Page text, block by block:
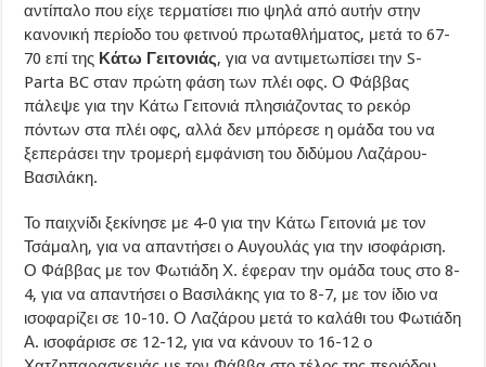
αντίπαλο που είχε τερματίσει πιο ψηλά από αυτήν στην
κανονική περίοδο του φετινού πρωταθλήματος, μετά το 67-
70 επί της Κάτω Γειτονιάς, για να αντιμετωπίσει την S-
Parta BC σταν πρώτη φάση των πλέι οφς. Ο Φάββας
πάλεψε για την Κάτω Γειτονιά πλησιάζοντας το ρεκόρ
πόντων στα πλέι οφς, αλλά δεν μπόρεσε η ομάδα του να
ξεπεράσει την τρομερή εμφάνιση του διδύμου Λαζάρου-
Βασιλάκη.
Το παιχνίδι ξεκίνησε με 4-0 για την Κάτω Γειτονιά με τον
Τσάμαλη, για να απαντήσει ο Αυγουλάς για την ισοφάριση.
Ο Φάββας με τον Φωτιάδη Χ. έφεραν την ομάδα τους στο 8-
4, για να απαντήσει ο Βασιλάκης για το 8-7, με τον ίδιο να
ισοφαρίζει σε 10-10. Ο Λαζάρου μετά το καλάθι του Φωτιάδη
Α. ισοφάρισε σε 12-12, για να κάνουν το 16-12 ο